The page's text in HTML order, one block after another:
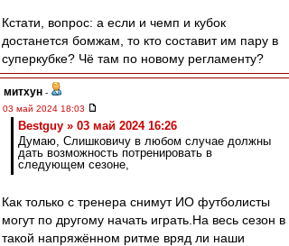
Кстати, вопрос: а если и чемп и кубок
достанется бомжам, то кто составит им пару в
суперкубке? Чё там по новому регламенту?
митхун -
03 май 2024 18:03
Bestguy » 03 май 2024 16:26
Думаю, Слишковичу в любом случае должны
дать возможность потренировать в
следующем сезоне,
Как только с тренера снимут ИО футболисты
могут по другому начать играть.На весь сезон в
такой напряжённом ритме вряд ли наши